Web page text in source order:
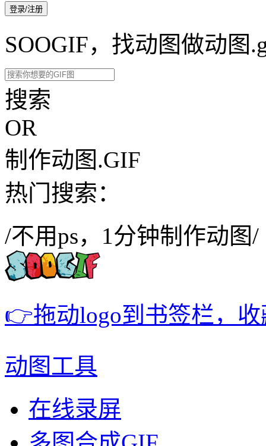
登录/注册
SOOGIF，找动图做动图
搜索
OR
制作动图.GIF
热门搜索：
/不用ps，1分钟制作动图/
👉拖动logo到书签栏，
动图工具
在线录屏